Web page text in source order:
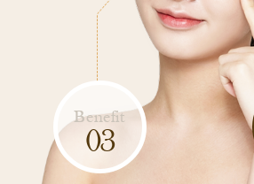
Benefit
03